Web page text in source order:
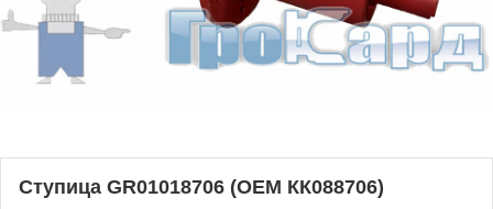
Ступица GR01018706 (OEM КК088706)